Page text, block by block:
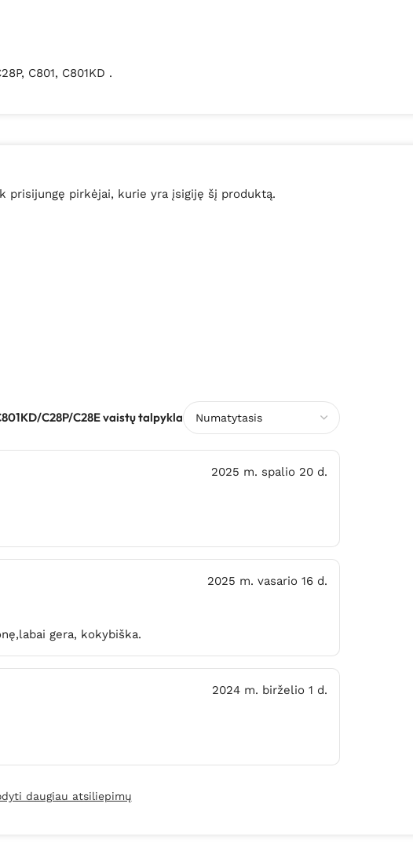
C801, C801KD .
C28P/C28E vaistų talpykla
2025 m. spalio 20 d.
2025 m. vasario 16 d.
gera, kokybiška.
2024 m. birželio 1 d.
daugiau atsiliepimų
prisijungę pirkėjai, kurie yra įsigiję šį produktą.